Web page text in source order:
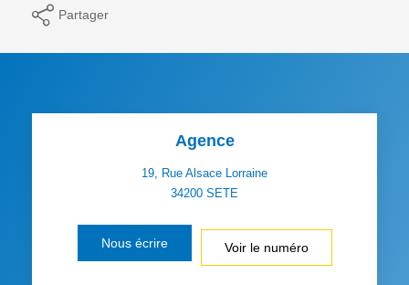
Partager
Agence
19, Rue Alsace Lorraine
34200 SETE
Nous écrire Voir le numéro